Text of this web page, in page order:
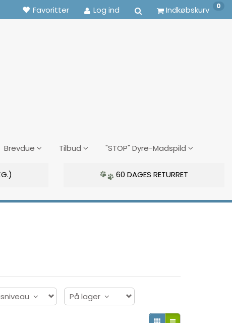
Favoritter Log ind Indkøbskurv 0
Brevdue Tilbud "STOP" Dyre-Madspild
60 DAGES RETURRET
På lager